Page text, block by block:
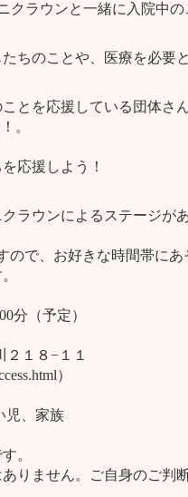
ラウンと一緒に入院中
ちのことや、医療を必要
とを応援している団体さ
。
応援しよう！
ラウンによるステージが
ので、お好きな時間帯に
分（予定）
１８−１１
）
児、家族
す。
りません。ご自身のご判